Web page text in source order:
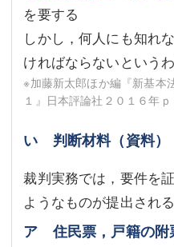
を要する
しかし，何人にも知れ
ければならないという
※加藤新太郎ほか編『新基
１』日本評論社２０１６年ｐ
い 判断材料（資料）
裁判実務では，要件を
ようなものが提出され
ア 住民票，戸籍の附